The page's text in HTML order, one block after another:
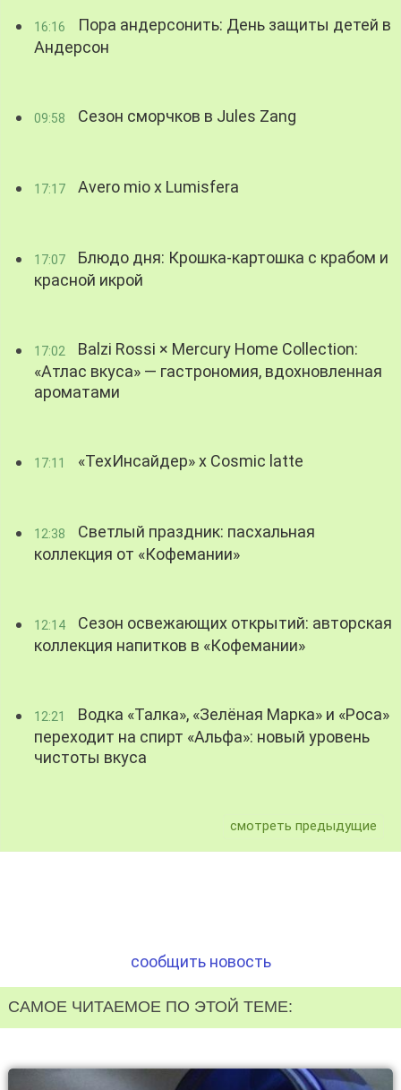
16:16
Пора андерсонить: День защиты детей в
Андерсон
09:58 Сезон сморчков в Jules Zang
17:17 Avero mio x Lumisfera
17:07
Блюдо дня: Крошка-картошка с крабом и
красной икрой
17:02
Balzi Rossi × Mercury Home Collection:
«Атлас вкуса» — гастрономия, вдохновленная
ароматами
17:11 «ТехИнсайдер» х Cosmic latte
12:38
Светлый праздник: пасхальная
коллекция от «Кофемании»
12:14
Сезон освежающих открытий: авторская
коллекция напитков в «Кофемании»
12:21
Водка «Талка», «Зелёная Марка» и «Роса»
переходит на спирт «Альфа»: новый уровень
чистоты вкуса
смотреть предыдущие
сообщить новость
САМОЕ ЧИТАЕМОЕ ПО ЭТОЙ ТЕМЕ: